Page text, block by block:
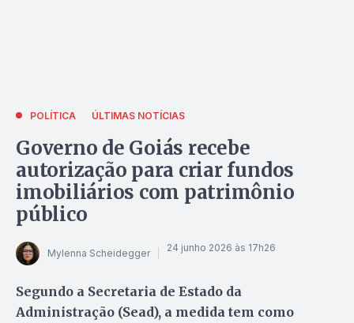
POLÍTICA ÚLTIMAS NOTÍCIAS
Governo de Goiás recebe
autorização para criar fundos
imobiliários com patrimônio
público
Mylenna Scheidegger 24 junho 2026 às 17h26
Segundo a Secretaria de Estado da
Administração (Sead), a medida tem como